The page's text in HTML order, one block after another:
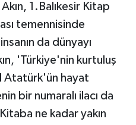
1.Balıkesir Kitap
temennisinde
da dünyayı
'Türkiye'nin kurtuluş
Atatürk'ün hayat
bir numaralı ilacı da
ne kadar yakın